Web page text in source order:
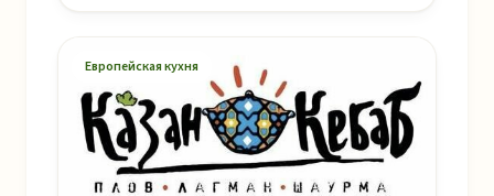
Европейская кухня